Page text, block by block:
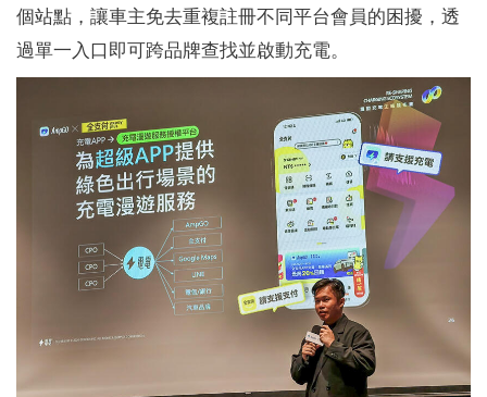
個站點，讓車主免去重複註冊不同平台會員的困擾，透
過單一入口即可跨品牌查找並啟動充電。